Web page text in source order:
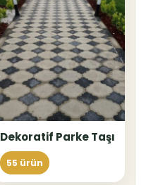
Dekoratif Parke Taşı
55 ürün